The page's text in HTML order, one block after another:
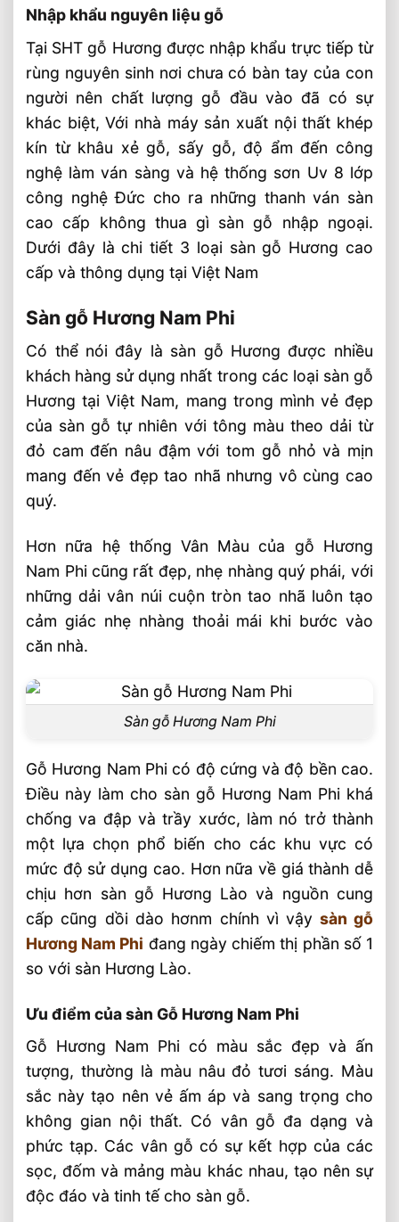
Sàn Gỗ Tự Nhiên Cao Cấp ⭐️ Top 6 Loại
Sàn Được Ưa Chuộng
Sàn Gỗ Tự Nhiên Thẩm Thấu Dầu Hữu Cơ
⭐️ Thế Hệ Mới
Top 4 Loại Sàn Gỗ Tự Nhiên ⭐️ Thông
Dụng Nhất 2026 ™
Các Loại Ván Sàn Gỗ Tự Nhiên 2026 ⭐️ Tư
Vấn & Thi Công
Sàn Gỗ Tự Nhiên Chiu Liu Lào Có Tốt
Không ?
Sàn Gỗ Tự Nhiên Ngoài Trời Nên Chọn
Cách Lắp Đặt Sàn Gỗ Tự Nhiên Chuẩn
Nhập khẩu nguyên liệu gỗ
Tại SHT gỗ Hương được nhập khẩu trực tiếp từ
rùng nguyên sinh nơi chưa có bàn tay của con
người nên chất lượng gỗ đầu vào đã có sự
khác biệt, Với nhà máy sản xuất nội thất khép
kín từ khâu xẻ gỗ, sấy gỗ, độ ẩm đến công
nghệ làm ván sàng và hệ thống sơn Uv 8 lớp
công nghệ Đức cho ra những thanh ván sàn
cao cấp không thua gì sàn gỗ nhập ngoại.
Dưới đây là chi tiết 3 loại sàn gỗ Hương cao
cấp và thông dụng tại Việt Nam
Sàn gỗ Hương Nam Phi
Có thể nói đây là sàn gỗ Hương được nhiều
khách hàng sử dụng nhất trong các loại sàn gỗ
Hương tại Việt Nam, mang trong mình vẻ đẹp
của sàn gỗ tự nhiên với tông màu theo dải từ
đỏ cam đến nâu đậm với tom gỗ nhỏ và mịn
mang đến vẻ đẹp tao nhã nhưng vô cùng cao
quý.
Hơn nữa hệ thống Vân Màu của gỗ Hương
Nam Phi cũng rất đẹp, nhẹ nhàng quý phái, với
những dải vân núi cuộn tròn tao nhã luôn tạo
cảm giác nhẹ nhàng thoải mái khi bước vào
căn nhà.
Sàn gỗ Hương Nam Phi
Gỗ Hương Nam Phi có độ cứng và độ bền cao.
Điều này làm cho sàn gỗ Hương Nam Phi khá
chống va đập và trầy xước, làm nó trở thành
một lựa chọn phổ biến cho các khu vực có
mức độ sử dụng cao. Hơn nữa về giá thành dễ
chịu hơn sàn gỗ Hương Lào và nguồn cung
cấp cũng dồi dào hơnm chính vì vậy sàn gỗ
Hương Nam Phi đang ngày chiếm thị phần số 1
so với sàn Hương Lào.
Ưu điểm của sàn Gỗ Hương Nam Phi
Gỗ Hương Nam Phi có màu sắc đẹp và ấn
tượng, thường là màu nâu đỏ tươi sáng. Màu
sắc này tạo nên vẻ ấm áp và sang trọng cho
không gian nội thất. Có vân gỗ đa dạng và
phức tạp. Các vân gỗ có sự kết hợp của các
sọc, đốm và mảng màu khác nhau, tạo nên sự
độc đáo và tinh tế cho sàn gỗ.